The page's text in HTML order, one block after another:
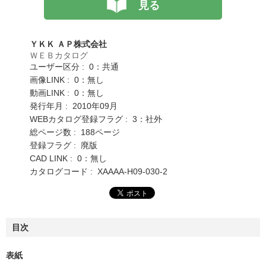
見る
ＹＫＫ ＡＰ株式会社
ＷＥＢカタログ
ユーザー区分 : 0：共通
画像LINK : 0：無し
動画LINK : 0：無し
発行年月 : 2010年09月
WEBカタログ登録フラグ : 3：社外
総ページ数 : 188ページ
登録フラグ : 廃版
CAD LINK : 0：無し
カタログコード : XAAAA-H09-030-2
目次
表紙